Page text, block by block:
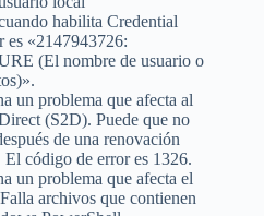
habilita Credential
es «2147943726:
(El nombre de usuario o
un problema que afecta al
(S2D). Puede que no
de una renovación
código de error es 1326.
un problema que afecta el
archivos que contienen